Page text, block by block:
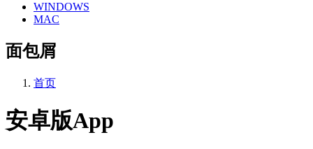
WINDOWS
MAC
面包屑
首页
安卓版App